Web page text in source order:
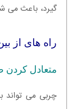
گیرد، باعث می
راه های از
متعادل کردن
چربی می تواند